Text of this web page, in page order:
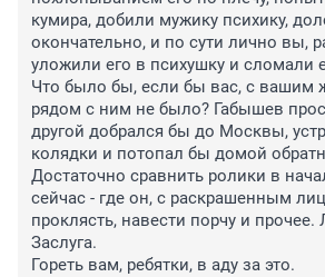
кумира, добили мужику психику,
окончательно, и по сути лично вы,
уложили его в психушку и сломали
Что было бы, если бы вас, с вашим
рядом с ним не было? Габышев
другой добрался бы до Москвы,
колядки и потопал бы домой
Достаточно сравнить ролики в
сейчас - где он, с раскрашенным
проклясть, навести порчу и
Заслуга.
Гореть вам, ребятки, в аду за это.